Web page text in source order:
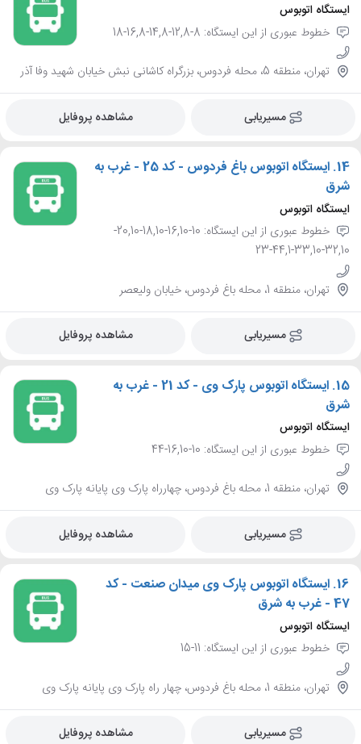
ایستگاه اتوبوس
خطوط عبوری از این ایستگاه: 8-12,8-14,8-16,8-18
تهران، منطقه 5، محله فردوس، بزرگراه کاشانی نبش خیابان شهید وفا آذر
مسیریابی مشاهده پروفایل
14.
ایستگاه اتوبوس باغ فردوس - کد 25 - غرب به
شرق
ایستگاه اتوبوس
خطوط عبوری از این ایستگاه: 10-16,10-18,10-20,10-
32,10-33,10-44,1-23
تهران، منطقه 1، محله باغ فردوس، خیابان ولیعصر
مسیریابی مشاهده پروفایل
15.
ایستگاه اتوبوس پارک وی - کد 21 - غرب به
شرق
ایستگاه اتوبوس
خطوط عبوری از این ایستگاه: 10-16,10-44
تهران، منطقه 1، محله باغ فردوس، چهارراه پارک وی پایانه پارک وی
مسیریابی مشاهده پروفایل
16. ایستگاه اتوبوس پارک وی میدان صنعت - کد
47 - غرب به شرق
ایستگاه اتوبوس
خطوط عبوری از این ایستگاه: 11-15
تهران، منطقه 1، محله باغ فردوس، چهار راه پارک وی پایانه پارک وی
مسیریابی مشاهده پروفایل